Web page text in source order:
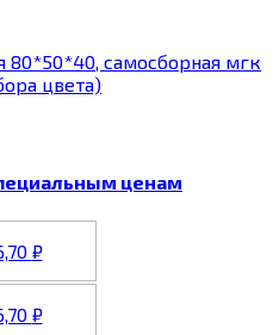
самосборная мгк
цвета)
ценам
₽
₽